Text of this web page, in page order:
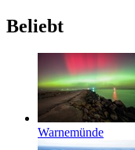
Beliebt
Warnemünde